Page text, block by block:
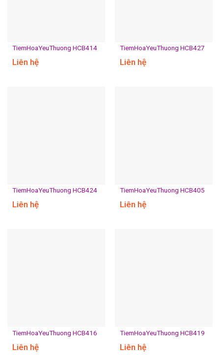
TiemHoaYeuThuong HCB414
Liên hệ
TiemHoaYeuThuong HCB427
Liên hệ
TiemHoaYeuThuong HCB424
Liên hệ
TiemHoaYeuThuong HCB405
Liên hệ
TiemHoaYeuThuong HCB416
Liên hệ
TiemHoaYeuThuong HCB419
Liên hệ